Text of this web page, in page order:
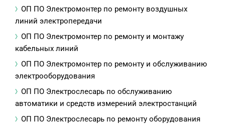
ОП ПО Электромонтер по ремонту воздушных
линий электропередачи
ОП ПО Электромонтер по ремонту и монтажу
кабельных линий
ОП ПО Электромонтер по ремонту и обслуживанию
электрооборудования
ОП ПО Электрослесарь по обслуживанию
автоматики и средств измерений электростанций
ОП ПО Электрослесарь по ремонту оборудования